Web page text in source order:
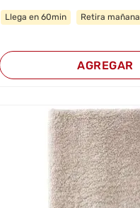
Llega en 60min Retira mañana
AGREGAR